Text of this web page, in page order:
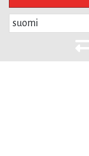
suomi